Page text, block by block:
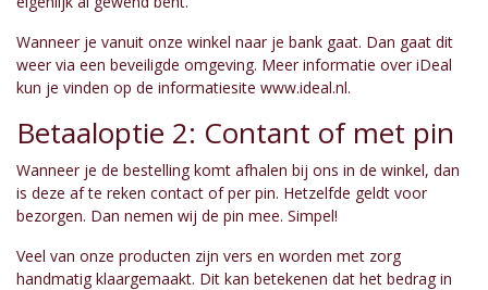
Wanneer je vanuit onze winkel naar je bank gaat. Dan gaat dit
weer via een beveiligde omgeving. Meer informatie over iDeal
kun je vinden op de informatiesite www.ideal.nl.
Betaaloptie 2: Contant of met pin
Wanneer je de bestelling komt afhalen bij ons in de winkel, dan
is deze af te reken contact of per pin. Hetzelfde geldt voor
bezorgen. Dan nemen wij de pin mee. Simpel!
Veel van onze producten zijn vers en worden met zorg
handmatig klaargemaakt. Dit kan betekenen dat het bedrag in